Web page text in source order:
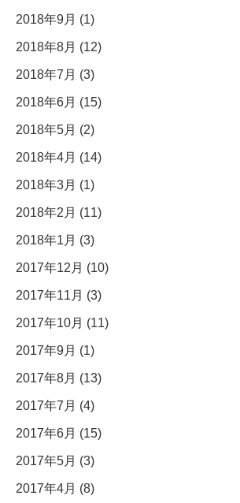
2018年9月 (1)
2018年8月 (12)
2018年7月 (3)
2018年6月 (15)
2018年5月 (2)
2018年4月 (14)
2018年3月 (1)
2018年2月 (11)
2018年1月 (3)
2017年12月 (10)
2017年11月 (3)
2017年10月 (11)
2017年9月 (1)
2017年8月 (13)
2017年7月 (4)
2017年6月 (15)
2017年5月 (3)
2017年4月 (8)